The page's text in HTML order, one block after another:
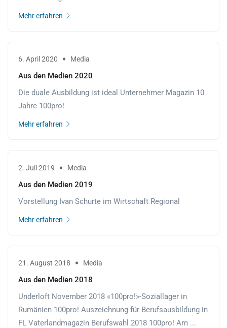
Mehr erfahren
6. April 2020 Media
Aus den Medien 2020
Die duale Ausbildung ist ideal Unternehmer Magazin 10
Jahre 100pro!
Mehr erfahren
2. Juli 2019 Media
Aus den Medien 2019
Vorstellung Ivan Schurte im Wirtschaft Regional
Mehr erfahren
21. August 2018 Media
Aus den Medien 2018
Underloft November 2018 «100pro!»-Soziallager in
Rumänien 100pro! Auszeichnung für Berufsausbildung in
FL Vaterlandmagazin Berufswahl 2018 100pro! Am ...